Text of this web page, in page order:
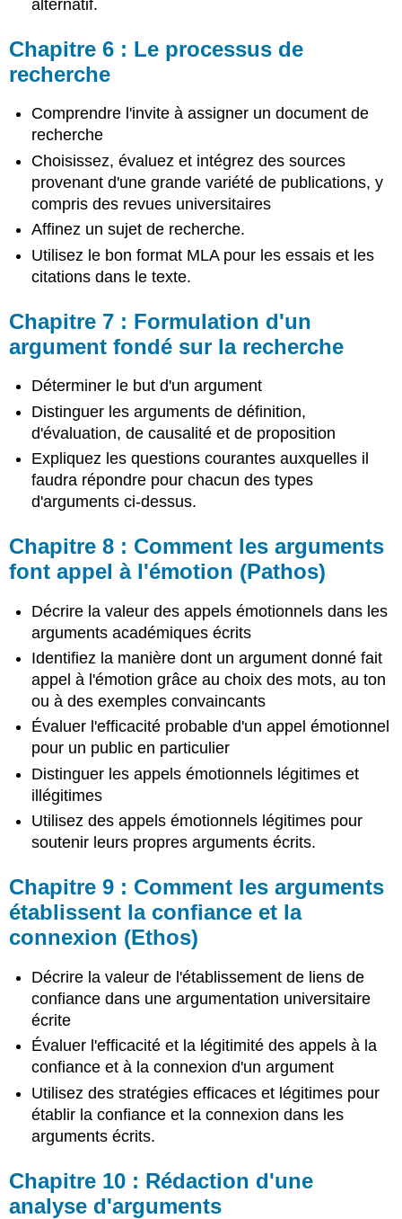
de
Chapitre
13 :
Corriger
grammaire
et
la
Chapitre
14 :
Le
style :
nos
alternatif.
Chapitre 6 : Le processus de
recherche
Comprendre l'invite à assigner un document de
recherche
Choisissez, évaluez et intégrez des sources
provenant d'une grande variété de publications, y
compris des revues universitaires
Affinez un sujet de recherche.
Utilisez le bon format MLA pour les essais et les
citations dans le texte.
Chapitre 7 : Formulation d'un
argument fondé sur la recherche
Déterminer le but d'un argument
Distinguer les arguments de définition,
d'évaluation, de causalité et de proposition
Expliquez les questions courantes auxquelles il
faudra répondre pour chacun des types
d'arguments ci-dessus.
Chapitre 8 : Comment les arguments
font appel à l'émotion (Pathos)
Décrire la valeur des appels émotionnels dans les
arguments académiques écrits
Identifiez la manière dont un argument donné fait
appel à l'émotion grâce au choix des mots, au ton
ou à des exemples convaincants
Évaluer l'efficacité probable d'un appel émotionnel
pour un public en particulier
Distinguer les appels émotionnels légitimes et
illégitimes
Utilisez des appels émotionnels légitimes pour
soutenir leurs propres arguments écrits.
Chapitre 9 : Comment les arguments
établissent la confiance et la
connexion (Ethos)
Décrire la valeur de l'établissement de liens de
confiance dans une argumentation universitaire
écrite
Évaluer l'efficacité et la légitimité des appels à la
confiance et à la connexion d'un argument
Utilisez des stratégies efficaces et légitimes pour
établir la confiance et la connexion dans les
arguments écrits.
Chapitre 10 : Rédaction d'une
analyse d'arguments